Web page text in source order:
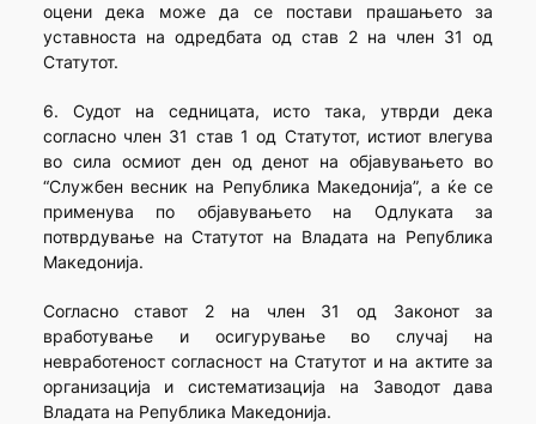
оцени дека може да се постави прашањето за
уставноста на одредбата од став 2 на член 31 од
Статутот.
6. Судот на седницата, исто така, утврди дека
согласно член 31 став 1 од Статутот, истиот влегува
во сила осмиот ден од денот на објавувањето во
“Службен весник на Република Македонија”, а ќе се
применува по објавувањето на Одлуката за
потврдување на Статутот на Владата на Република
Македонија.
Согласно ставот 2 на член 31 од Законот за
вработување и осигурување во случај на
невработеност согласност на Статутот и на актите за
организација и систематизација на Заводот дава
Владата на Република Македонија.